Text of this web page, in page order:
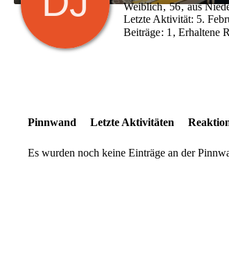
Weiblich 56 aus
Letzte Aktivität: 5.
Beiträge 1 Erhaltene
Pinnwand Letzte Aktivitäten
Es wurden noch keine Einträge an der